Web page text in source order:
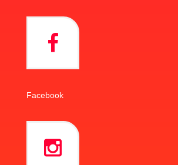
Facebook